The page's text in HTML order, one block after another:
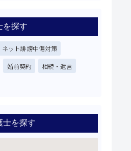
を探す
ネット誹謗中傷対策
婚前契約 相続・遺言
士を探す